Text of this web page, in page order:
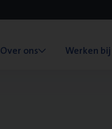
Over ons Werken